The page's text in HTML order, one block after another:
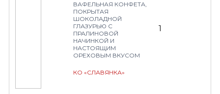
ВАФЕЛЬНАЯ КОНФЕТА,
ПОКРЫТАЯ
ШОКОЛАДНОЙ
ГЛАЗУРЬЮ С
ПРАЛИНОВОЙ
НАЧИНКОЙ И
НАСТОЯЩИМ
ОРЕХОВЫМ ВКУСОМ
КО «СЛАВЯНКА»
1